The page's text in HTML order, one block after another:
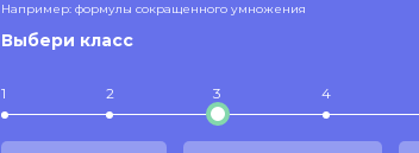
Например: формулы сокращенного умножения
Выбери класс
1 2 3 4